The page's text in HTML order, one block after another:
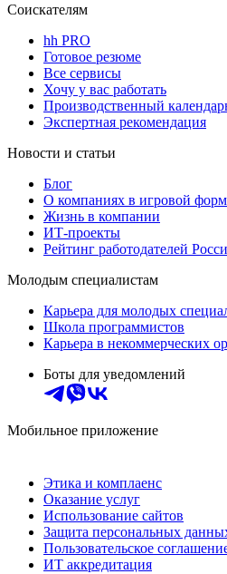
Соискателям
hh PRO
Готовое резюме
Все сервисы
Хочу у вас работать
Производственный
Экспертная рекомендация
Новости и статьи
Блог
О компаниях в игровой
Жизнь в компании
ИТ-проекты
Рейтинг работодателей
Молодым специалистам
Карьера для молодых
Школа программистов
Карьера в некоммерческих
Боты для уведомлений
Мобильное приложение
Этика и комплаенс
Оказание услуг
Использование сайтов
Защита персональных
Пользовательское
ИТ аккредитация